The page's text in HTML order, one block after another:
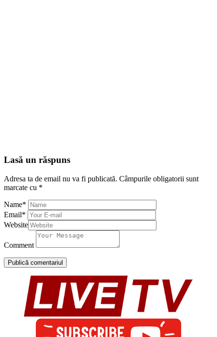
Lasă un răspuns
Adresa ta de email nu va fi publicată. Câmpurile obligatorii sunt
marcate cu *
Name*
Email*
Website
Comment